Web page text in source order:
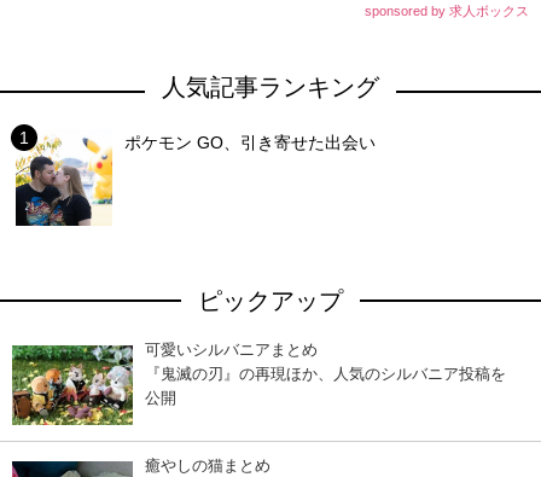
sponsored by 求人ボックス
人気記事ランキング
ポケモン GO、引き寄せた出会い
ピックアップ
可愛いシルバニアまとめ
『鬼滅の刃』の再現ほか、人気のシルバニア投稿を
公開
癒やしの猫まとめ